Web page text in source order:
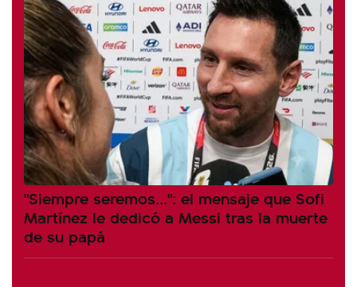
"Siempre seremos...": el mensaje que Sofi
Martínez le dedicó a Messi tras la muerte
de su papá